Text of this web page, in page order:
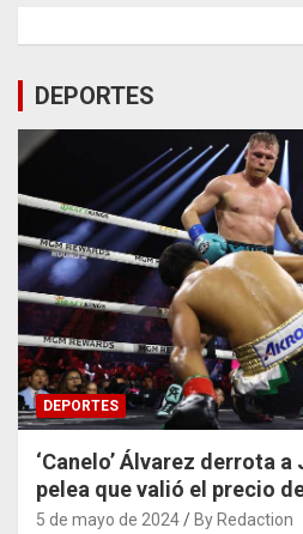
DEPORTES
DEPORTES
‘Canelo’ Álvarez derrota
pelea que valió el precio
5 de mayo de 2024 By Redaction